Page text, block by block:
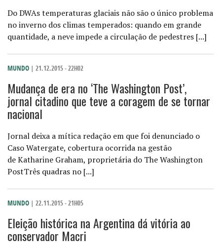
Do DWAs temperaturas glaciais não são o único problema
no inverno dos climas temperados: quando em grande
quantidade, a neve impede a circulação de pedestres [...]
MUNDO | 21.12.2015 - 22H02
Mudança de era no ‘The Washington Post’,
jornal citadino que teve a coragem de se tornar
nacional
Jornal deixa a mítica redação em que foi denunciado o
Caso Watergate, cobertura ocorrida na gestão
de Katharine Graham, proprietária do The Washington
PostTrês quadras no [...]
MUNDO | 22.11.2015 - 21H05
Eleição histórica na Argentina dá vitória ao
conservador Macri